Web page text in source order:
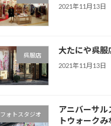
2021年11月13日
呉服店
大たにや呉服
2021年11月13日
フォトスタジオ
アニバーサル
トウォークみ